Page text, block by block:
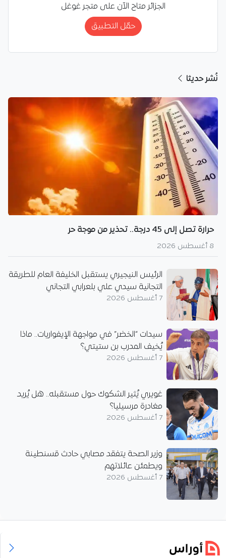
الجزائر متاح الآن على متجر غوغل
حمّل التطبيق
نُشر حديثا
حرارة تصل إلى 45 درجة.. تحذير من موجة حر
8 أغسطس 2026
الرئيس النيجيري يستقبل الخليفة العام للطريقة
التجانية سيدي علي بلعرابي التجاني
7 أغسطس 2026
سيدات “الخضر” في مواجهة الإيفواريات.. ماذا
يُخيف المدرب بن ستيتي؟
7 أغسطس 2026
غويري يُثير الشكوك حول مستقبله.. هل يُريد
مغادرة مرسيليا؟
7 أغسطس 2026
وزير الصحة يتفقد مصابي حادث قسنطينة
ويطمئن عائلاتهم
7 أغسطس 2026